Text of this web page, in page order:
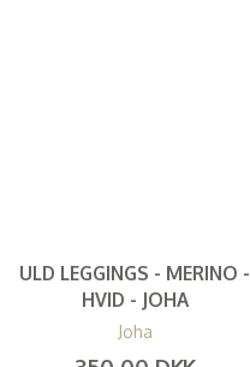
ULD LEGGINGS - MERINO -
HVID - JOHA
Joha